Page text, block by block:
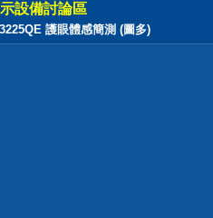
設備討論區
護眼體感簡測 (圖多)